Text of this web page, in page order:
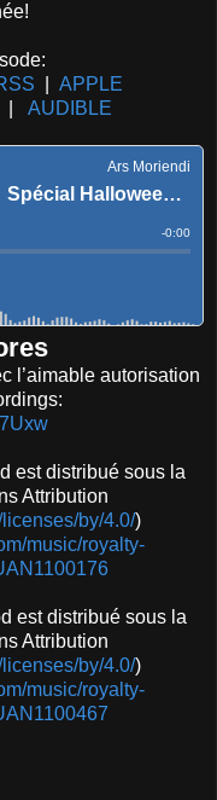
APPLE
AUDIBLE
l’aimable autorisation
est distribué sous la
Attribution
by/4.0/)
music/royalty-
est distribué sous la
Attribution
by/4.0/)
music/royalty-